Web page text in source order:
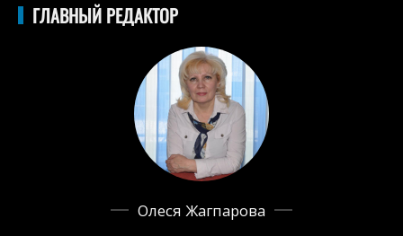
ГЛАВНЫЙ РЕДАКТОР
Олеся Жагпарова